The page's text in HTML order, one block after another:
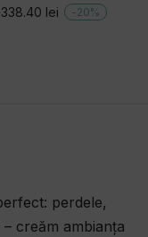
Prețul
338.40 lei Prețul
-20%
perdele,
creăm ambianța